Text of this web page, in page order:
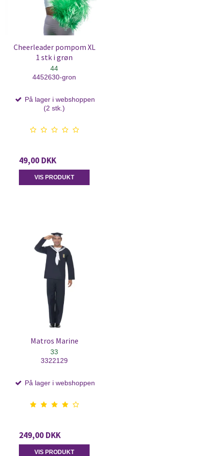
Cheerleader pompom XL
1 stk i grøn
44
4452630-gron
På lager i webshoppen
(2 stk.)
49,00 DKK
VIS PRODUKT
Matros Marine
33
3322129
På lager i webshoppen
249,00 DKK
VIS PRODUKT